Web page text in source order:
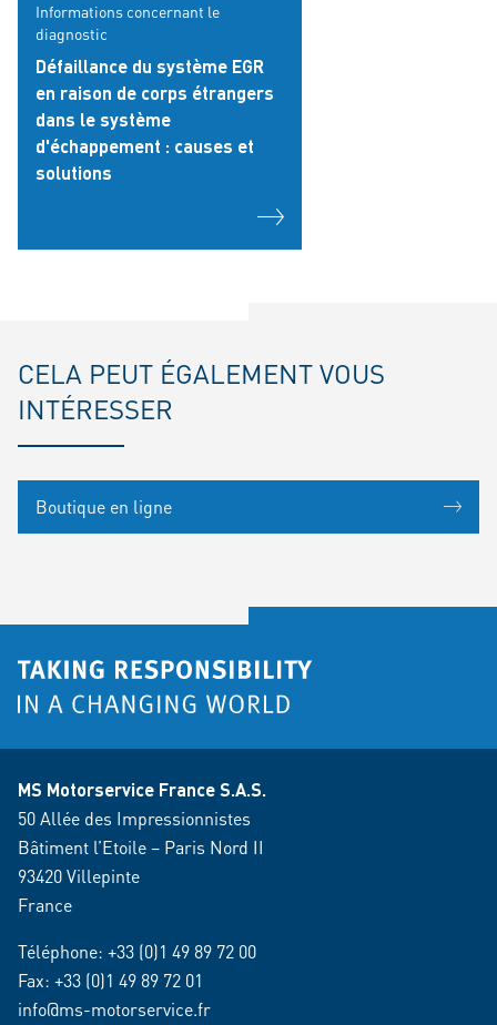
Informations concernant le
diagnostic
Défaillance du système EGR
en raison de corps étrangers
dans le système
d'échappement : causes et
solutions
CELA PEUT ÉGALEMENT VOUS
INTÉRESSER
Boutique en ligne
MS Motorservice France S.A.S.
50 Allée des Impressionnistes
Bâtiment l’Etoile – Paris Nord II
93420 Villepinte
France
Téléphone: +33 (0)1 49 89 72 00
Fax: +33 (0)1 49 89 72 01
info@ms-motorservice.fr